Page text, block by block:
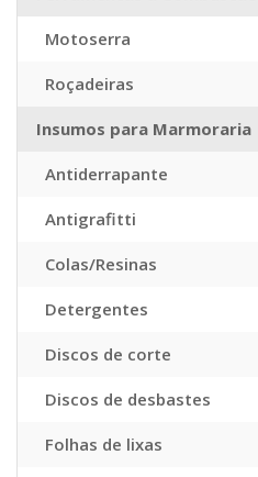
Motoserra
Roçadeiras
Insumos para Marmoraria
Antiderrapante
Antigrafitti
Colas/Resinas
Detergentes
Discos de corte
Discos de desbastes
Folhas de lixas